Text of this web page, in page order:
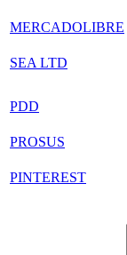
MERCADOLIBRE
SEA LTD
PDD
PROSUS
PINTEREST